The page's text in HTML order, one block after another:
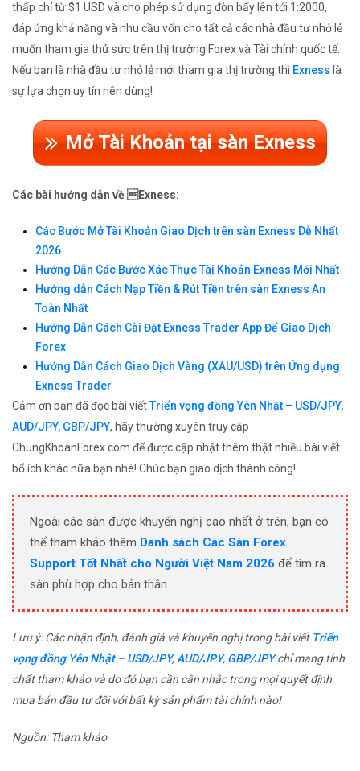
thấp chỉ từ $1 USD và cho phép sử dụng đòn bẩy lên tới 1:2000,
đáp ứng khả năng và nhu cầu vốn cho tất cả các nhà đầu tư nhỏ lẻ
muốn tham gia thử sức trên thị trường Forex và Tài chính quốc tế.
Nếu bạn là nhà đầu tư nhỏ lẻ mới tham gia thị trường thì Exness là
sự lựa chọn uy tín nên dùng!
Mở Tài Khoản tại sàn Exness
Các bài hướng dẫn về Exness:
Các Bước Mở Tài Khoản Giao Dịch trên sàn Exness Dễ Nhất
2026
Hướng Dẫn Các Bước Xác Thực Tài Khoản Exness Mới Nhất
Hướng dẫn Cách Nạp Tiền & Rút Tiền trên sàn Exness An
Toàn Nhất
Hướng Dẫn Cách Cài Đặt Exness Trader App Để Giao Dịch
Forex
Hướng Dẫn Cách Giao Dịch Vàng (XAU/USD) trên Ứng dụng
Exness Trader
Cảm ơn bạn đã đọc bài viếtTriển vọng đồng Yên Nhật – USD/JPY,
AUD/JPY, GBP/JPY, hãy thường xuyên truy cập
ChungKhoanForex.com để được cập nhật thêm thật nhiều bài viết
bổ ích khác nữa bạn nhé! Chúc bạn giao dịch thành công!
Ngoài các sàn được khuyến nghị cao nhất ở trên, bạn có
thể tham khảo thêm Danh sách Các Sàn Forex
Support Tốt Nhất cho Người Việt Nam 2026 để tìm ra
sàn phù hợp cho bản thân.
Lưu ý: Các nhận định, đánh giá và khuyến nghị trong bài viết Triển
vọng đồng Yên Nhật – USD/JPY, AUD/JPY, GBP/JPYchỉ mang tính
chất tham khảo và do đó bạn cần cân nhắc trong mọi quyết định
mua bán đầu tư đối với bất kỳ sản phẩm tài chính nào!
Nguồn: Tham khảo